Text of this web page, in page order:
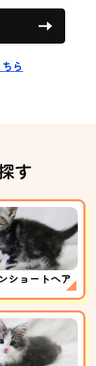
ら
す
ショートヘア